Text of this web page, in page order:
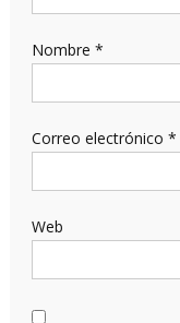
Nombre *
Correo electrónico *
Web